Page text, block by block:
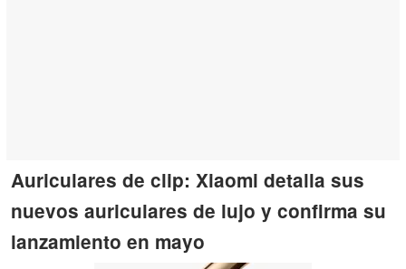
Auriculares de clip: Xiaomi detalla sus
nuevos auriculares de lujo y confirma su
lanzamiento en mayo